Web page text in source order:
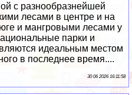
с разнообразнейшей
лесами в центре и на
и мангровыми лесами у
парки и
идеальным местом
в последнее время....
30 06 2026 16:11:58